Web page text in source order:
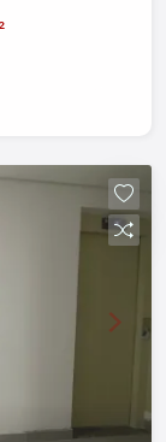
ser a
agendar